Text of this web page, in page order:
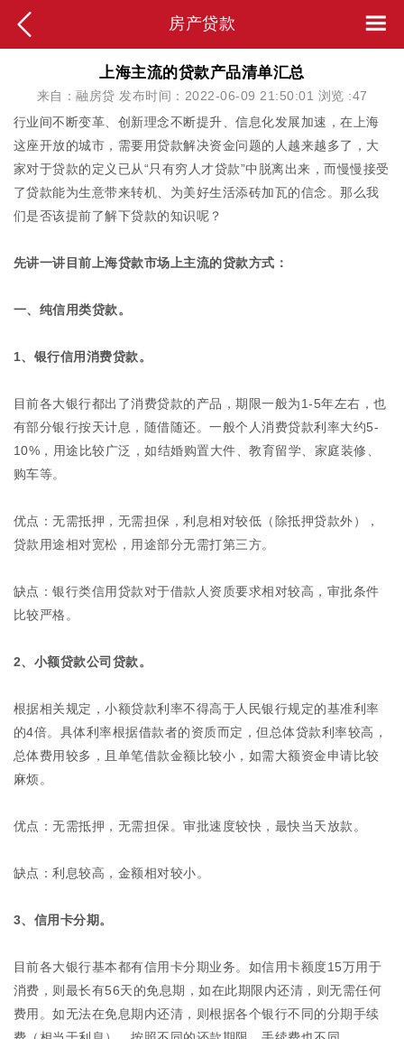
房产贷款
上海主流的贷款产品清单汇总
来自：融房贷 发布时间：2022-06-09 21:50:01 浏览 :47
行业间不断变革、创新理念不断提升、信息化发展加速，在上海
这座开放的城市，需要用贷款解决资金问题的人越来越多了，大
家对于贷款的定义已从“只有穷人才贷款”中脱离出来，而慢慢接受
了贷款能为生意带来转机、为美好生活添砖加瓦的信念。那么我
们是否该提前了解下贷款的知识呢？
先讲一讲目前上海贷款市场上主流的贷款方式：
一、纯信用类贷款。
1、银行信用消费贷款。
目前各大银行都出了消费贷款的产品，期限一般为1-5年左右，也
有部分银行按天计息，随借随还。一般个人消费贷款利率大约5-
10%，用途比较广泛，如结婚购置大件、教育留学、家庭装修、
购车等。
优点：无需抵押，无需担保，利息相对较低（除抵押贷款外），
贷款用途相对宽松，用途部分无需打第三方。
缺点：银行类信用贷款对于借款人资质要求相对较高，审批条件
比较严格。
2、小额贷款公司贷款。
根据相关规定，小额贷款利率不得高于人民银行规定的基准利率
的4倍。具体利率根据借款者的资质而定，但总体贷款利率较高，
总体费用较多，且单笔借款金额比较小，如需大额资金申请比较
麻烦。
优点：无需抵押，无需担保。审批速度较快，最快当天放款。
缺点：利息较高，金额相对较小。
3、信用卡分期。
目前各大银行基本都有信用卡分期业务。如信用卡额度15万用于
消费，则最长有56天的免息期，如在此期限内还清，则无需任何
费用。如无法在免息期内还清，则根据各个银行不同的分期手续